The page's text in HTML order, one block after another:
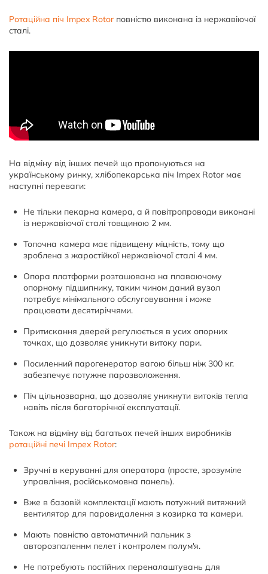
Ротаційна піч Impex Rotor повністю виконана із нержавіючої
сталі.
На відміну від інших печей що пропонуються на
українському ринку, хлібопекарська піч Impex Rotor має
наступні переваги:
Не тільки пекарна камера, а й повітропроводи виконані
із нержавіючої сталі товщиною 2 мм.
Топочна камера має підвищену міцність, тому що
зроблена з жаростійкої нержавіючої сталі 4 мм.
Опора платформи розташована на плаваючому
опорному підшипнику, таким чином даний вузол
потребує мінімального обслуговування і може
працювати десятиріччями.
Притискання дверей регулюється в усих опорних
точках, що дозволяє уникнути витоку пари.
Посиленний парогенератор вагою більш ніж 300 кг.
забезпечує потужне парозволоження.
Піч цільнозварна, що дозволяє уникнути витоків тепла
навіть після багаторічної експлуатації.
Також на відміну від багатьох печей інших виробників
ротаційні печі Impex Rotor:
Зручні в керуванні для оператора (просте, зрозуміле
управління, російськомовна панель).
Вже в базовій комплектації мають потужний витяжний
вентилятор для паровидалення з козирка та камери.
Мають повністю автоматичний пальник з
авторозпаленнм пелет і контролем полум'я.
Не потребують постійних переналаштувань для